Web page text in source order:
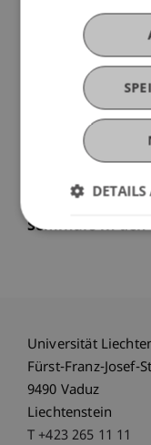
widmen.
Wichtige
Bitte beachten
Platzanzahl im
ausgeschöpft
Live-
(Hörsaal 1)
der Anmeldung
Seminars in
Universität
Fürst-Franz-Josef-
9490 Vaduz
Liechtenstein
T +423 265 11 11